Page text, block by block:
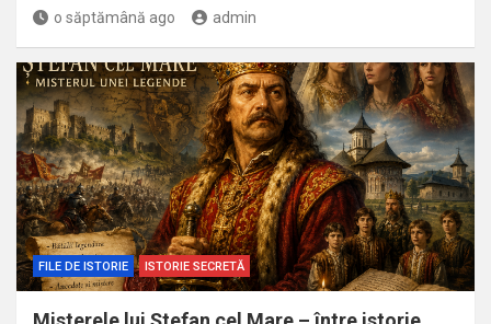
o săptămână ago admin
FILE DE ISTORIE ISTORIE SECRETĂ